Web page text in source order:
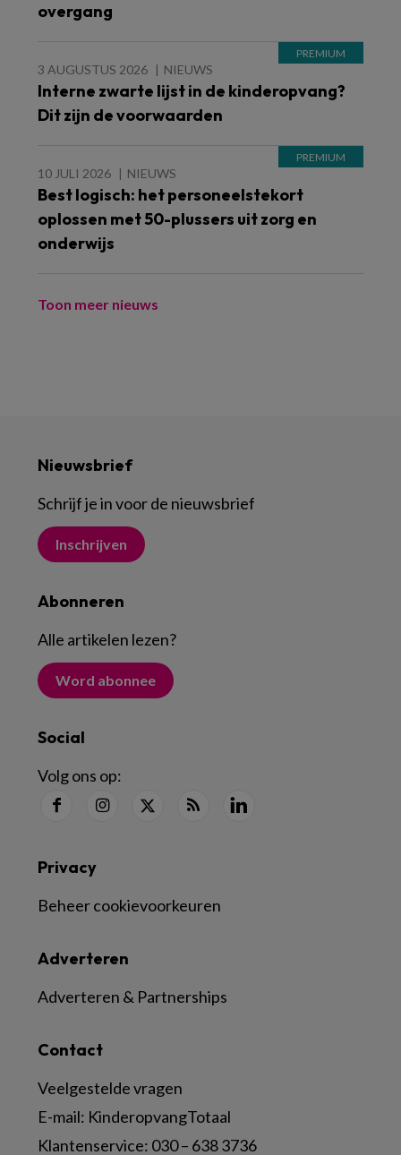
overgang
3 AUGUSTUS 2026 NIEUWS
Interne zwarte lijst in de kinderopvang?
Dit zijn de voorwaarden
10 JULI 2026 NIEUWS
Best logisch: het personeelstekort
oplossen met 50-plussers uit zorg en
onderwijs
Toon meer nieuws
Nieuwsbrief
Schrijf je in voor de nieuwsbrief
Inschrijven
Abonneren
Alle artikelen lezen?
Word abonnee
Social
Volg ons op:
Contact
Veelgestelde vragen
E-mail: KinderopvangTotaal
Klantenservice: 030 – 638 3736
Adverteren
Adverteren & Partnerships
Privacy
Beheer cookievoorkeuren